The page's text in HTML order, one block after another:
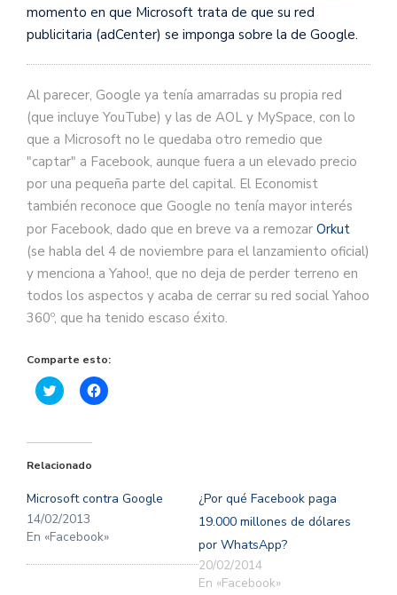
momento en que Microsoft trata de que su red
publicitaria (adCenter) se imponga sobre la de Google.
Al parecer, Google ya tenía amarradas su propia red
(que incluye YouTube) y las de AOL y MySpace, con lo
que a Microsoft no le quedaba otro remedio que
"captar" a Facebook, aunque fuera a un elevado precio
por una pequeña parte del capital. El Economist
también reconoce que Google no tenía mayor interés
por Facebook, dado que en breve va a remozar Orkut
(se habla del 4 de noviembre para el lanzamiento oficial)
y menciona a Yahoo!, que no deja de perder terreno en
todos los aspectos y acaba de cerrar su red social Yahoo
360º, que ha tenido escaso éxito.
Comparte esto:
Haz
clic
Twitter
abre
una
ventana
nueva)
Haz
clic
una
ventana
Relacionado
Microsoft contra Google
14/02/2013
En «Facebook»
¿Por qué Facebook paga
19.000 millones de dólares
por WhatsApp?
20/02/2014
En «Facebook»